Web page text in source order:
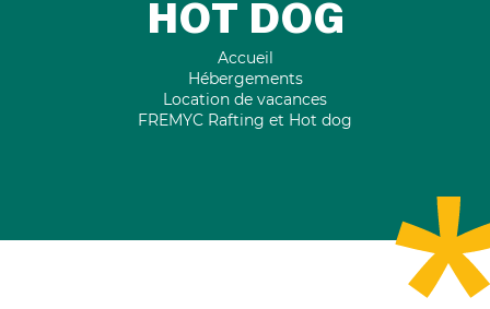
HOT DOG
Accueil
Hébergements
Location de vacances
FREMYC Rafting et Hot dog